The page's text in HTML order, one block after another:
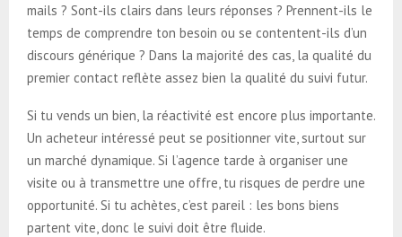
mails ? Sont-ils clairs dans leurs réponses ? Prennent-ils le
temps de comprendre ton besoin ou se contentent-ils d’un
discours générique ? Dans la majorité des cas, la qualité du
premier contact reflète assez bien la qualité du suivi futur.
Si tu vends un bien, la réactivité est encore plus importante.
Un acheteur intéressé peut se positionner vite, surtout sur
un marché dynamique. Si l’agence tarde à organiser une
visite ou à transmettre une offre, tu risques de perdre une
opportunité. Si tu achètes, c’est pareil : les bons biens
partent vite, donc le suivi doit être fluide.